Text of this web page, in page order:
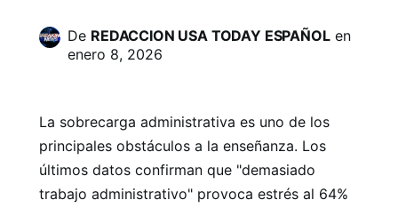
De REDACCION USA TODAY ESPAÑOLen
enero 8, 2026
La sobrecarga administrativa es uno de los
principales obstáculos a la enseñanza. Los
últimos datos confirman que "demasiado
trabajo administrativo" provoca estrés al 64%